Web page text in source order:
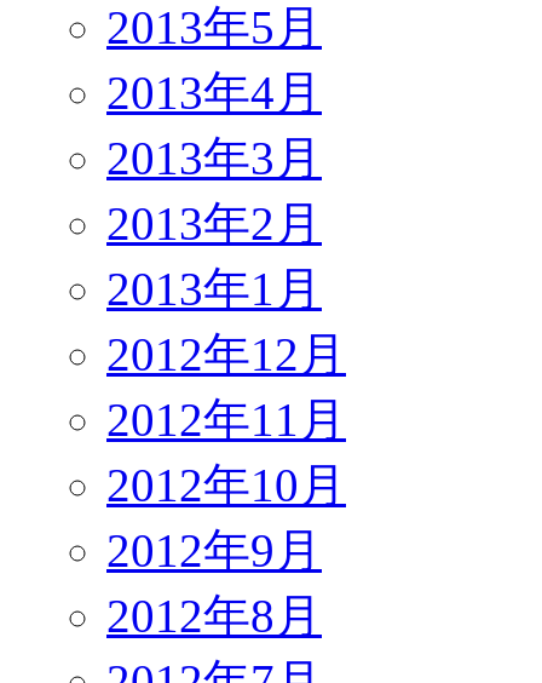
2013年5月
2013年4月
2013年3月
2013年2月
2013年1月
2012年12月
2012年11月
2012年10月
2012年9月
2012年8月